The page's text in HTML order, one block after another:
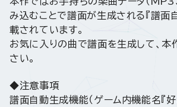
み込むことで譜面が生成される『譜面
載されています。
お気に入りの曲で譜面を生成して、本
さい。
◆注意事項
譜面自動生成機能（ゲーム内機能名『好